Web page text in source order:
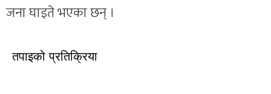
जना घाइते भएका छन् ।
तपाइको प्रतिक्रिया